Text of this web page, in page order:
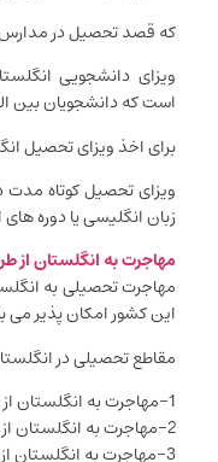
که قصد تحصیل در مدارس
است که دانشجویان بین المللی بالای
برای اخذ ویزای تحصیل
ویزای تحصیل کوتاه مدت
زبان انگلیسی یا دوره
مهاجرت به انگلستان از
مهاجرت تحصیلی به
این کشور امکان پذیر می
مقاطع تحصیلی در
1-مهاجرت به انگلستان از طریق تحصیل در مدارس
2-مهاجرت به انگلستان از طریق تحصیل در مقطع کارشناسی
3-مهاجرت به انگلستان از طریق تحصیل در مقطع کارشناسی ارشد